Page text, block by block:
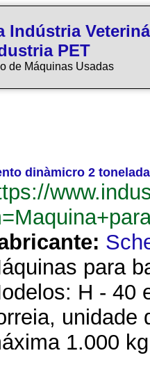
Indústria
PET
de Máquinas Usadas
dinàmicro 2
para
H - 40
unidade
1.000